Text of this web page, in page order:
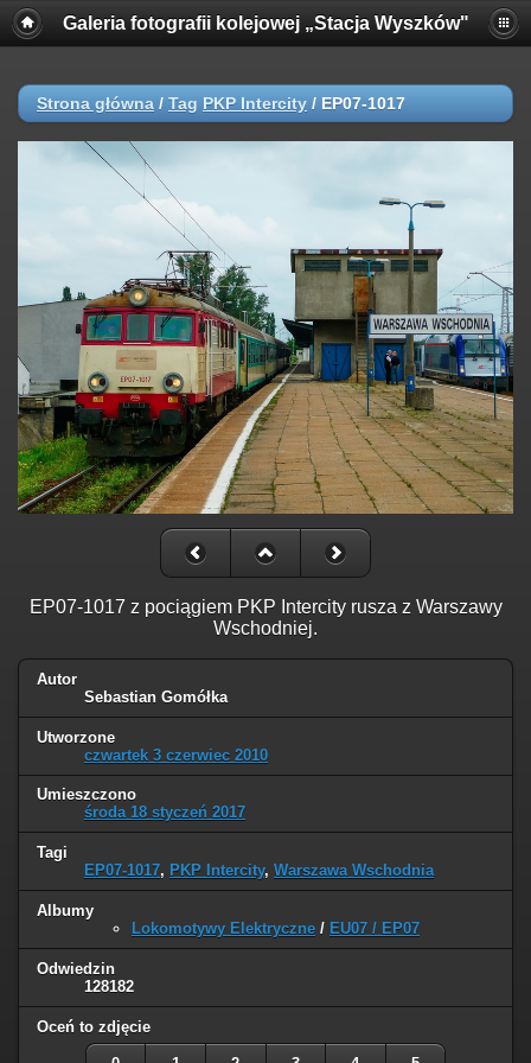
Galeria fotografii kolejowej „Stacja Wyszków"
Strona główna / Tag PKP Intercity / EP07-1017
EP07-1017 z pociągiem PKP Intercity rusza z Warszawy
Wschodniej.
Autor
Sebastian Gomółka
Utworzone
czwartek 3 czerwiec 2010
Umieszczono
środa 18 styczeń 2017
Tagi
EP07-1017, PKP Intercity, Warszawa Wschodnia
Albumy
Lokomotywy Elektryczne / EU07 / EP07
Odwiedzin
128182
Oceń to zdjęcie